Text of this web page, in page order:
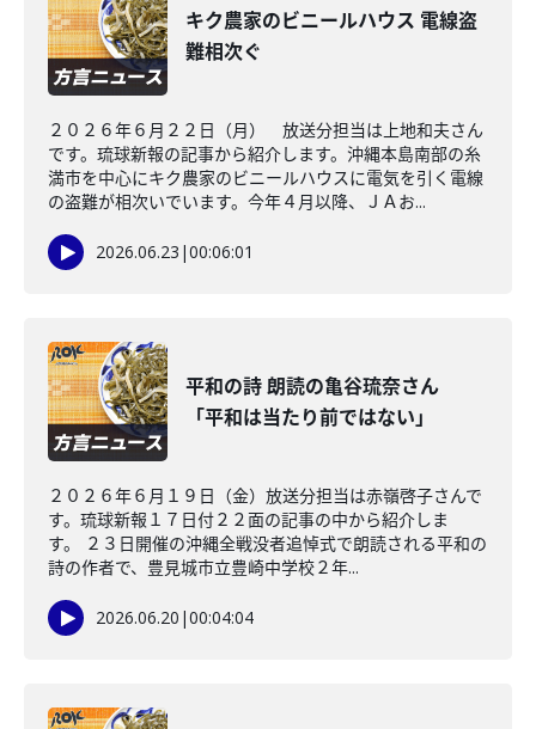
キク農家のビニールハウス 電線盗
難相次ぐ
２０２６年６月２２日（月） 放送分担当は上地和夫さん
です。琉球新報の記事から紹介します。沖縄本島南部の糸
満市を中心にキク農家のビニールハウスに電気を引く電線
の盗難が相次いでいます。今年４月以降、ＪＡお...
2026.06.23 |00:06:01
平和の詩 朗読の亀谷琉奈さん
「平和は当たり前ではない」
２０２６年６月１９日（金）放送分担当は赤嶺啓子さんで
す。琉球新報１７日付２２面の記事の中から紹介しま
す。 ２３日開催の沖縄全戦没者追悼式で朗読される平和の
詩の作者で、豊見城市立豊崎中学校２年...
2026.06.20 |00:04:04